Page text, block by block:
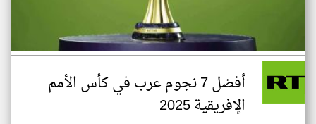
أفضل 7 نجوم عرب في كأس الأمم
الإفريقية 2025